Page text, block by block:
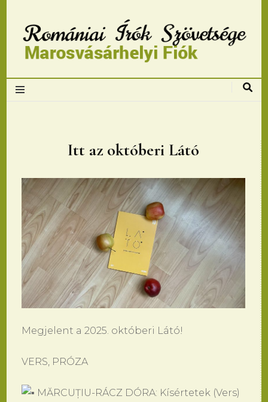
Romániai Írók
Marosvásárhelyi
fiok
Itt az októberi Látó
Megjelent a 2025. októberi Látó!
VERS, PRÓZA
MĂRCUȚIU-RÁCZ DÓRA: Kísértetek (Vers)